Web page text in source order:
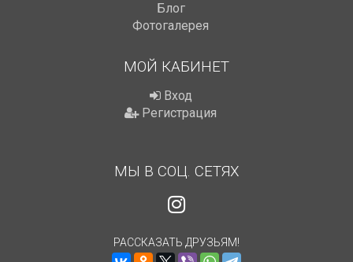
Блог
Фотогалерея
МОЙ КАБИНЕТ
Вход
Регистрация
МЫ В СОЦ. СЕТЯХ
РАССКАЗАТЬ ДРУЗЬЯМ!